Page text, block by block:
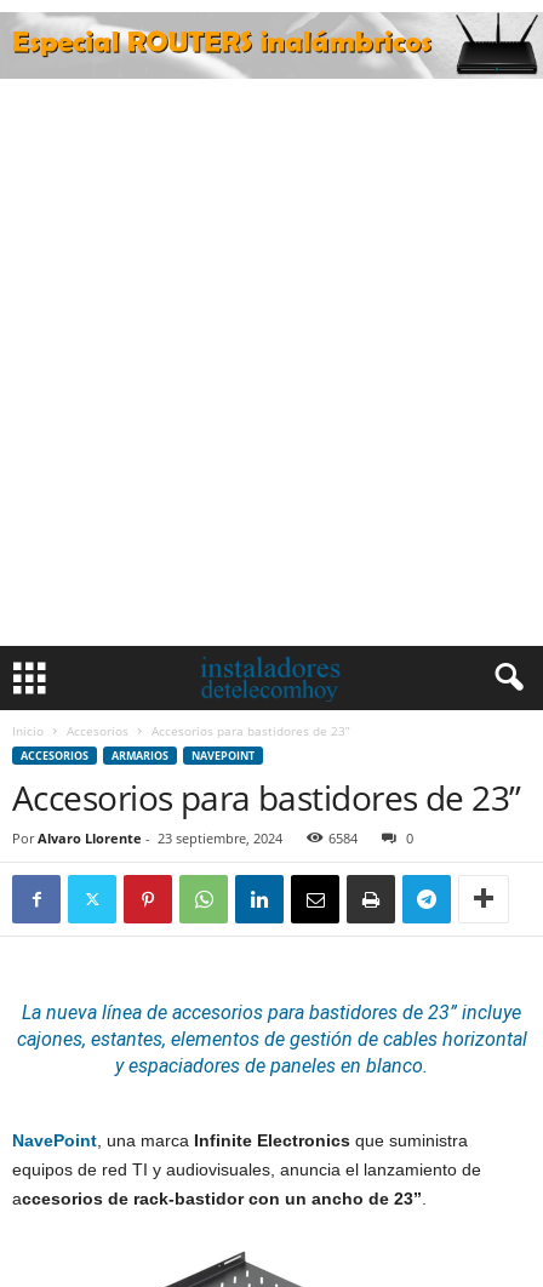
Inicio Accesorios Accesorios para bastidores de 23”
ACCESORIOS ARMARIOS NAVEPOINT
Accesorios para bastidores de 23”
Por Alvaro Llorente - 23 septiembre, 2024 6584 0
La nueva línea de accesorios para bastidores de 23” incluye
cajones, estantes, elementos de gestión de cableshorizontal
y espaciadores de paneles en blanco.
NavePoint , una marca Infinite Electronics que suministra
equipos de red TI y audiovisuales, anuncia el lanzamiento de
accesorios de rack-bastidor con un ancho de 23”